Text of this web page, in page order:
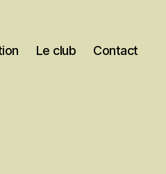
Le club Contact